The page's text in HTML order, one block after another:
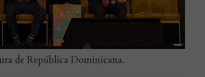
de República Dominicana.